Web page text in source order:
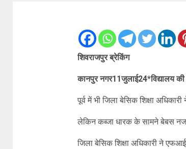
शिवराजपुर ब्रेकिंग
कानपुर नगर11जुलाई24*विद्यालय
पूर्व में भी जिला बेसिक शिक्षा
लेकिन कब्जा धारक के सामने बेबस नजर
जिला बेसिक शिक्षा अधिकारी ने